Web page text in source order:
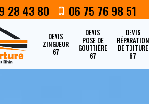
28 43 80 06 75 76 98 51
DEVIS
ZINGUEUR
67
DEVIS
POSE DE
GOUTTIÈRE
67
DEVIS
RÉPARATION
DE TOITURE
67